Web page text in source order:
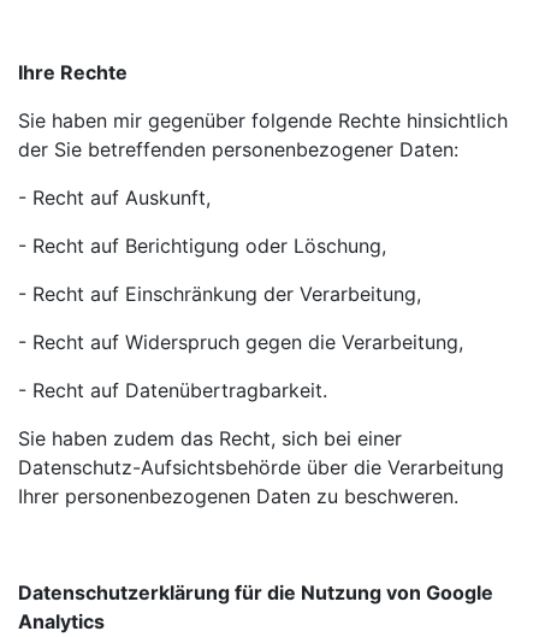
Ihre Rechte
Sie haben mir gegenüber folgende Rechte hinsichtlich
der Sie betreffenden personenbezogener Daten:
- Recht auf Auskunft,
- Recht auf Berichtigung oder Löschung,
- Recht auf Einschränkung der Verarbeitung,
- Recht auf Widerspruch gegen die Verarbeitung,
- Recht auf Datenübertragbarkeit.
Sie haben zudem das Recht, sich bei einer
Datenschutz-Aufsichtsbehörde über die Verarbeitung
Ihrer personenbezogenen Daten zu beschweren.
Datenschutzerklärung für die Nutzung von Google
Analytics